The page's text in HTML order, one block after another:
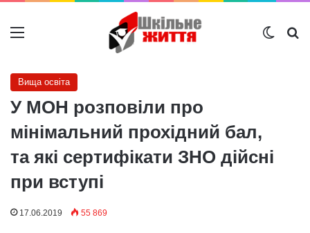
Меню
Вища освіта
У МОН розповіли про
мінімальний прохідний бал,
та які сертифікати ЗНО дійсні
при вступі
17.06.2019 55 869